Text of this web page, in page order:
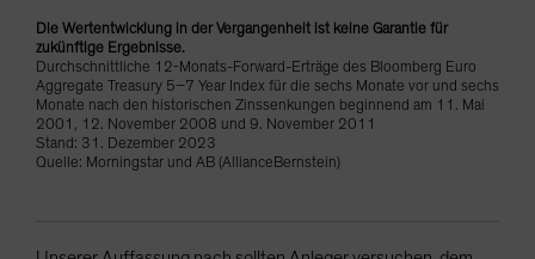
Die Wertentwicklung in der Vergangenheit ist keine Garantie für
zukünftige Ergebnisse.
Durchschnittliche 12-Monats-Forward-Erträge des Bloomberg Euro
Aggregate Treasury 5–7 Year Index für die sechs Monate vor und sechs
Monate nach den historischen Zinssenkungen beginnend am 11. Mai
2001, 12. November 2008 und 9. November 2011
Stand: 31. Dezember 2023
Quelle: Morningstar und AB (AllianceBernstein)